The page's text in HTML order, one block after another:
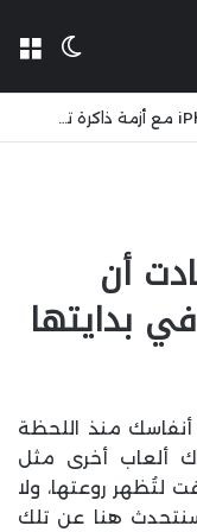
أن
بدايتها
منذ اللحظة
ألعاب أخرى مثل
لتُظهر روعتها، ولا
سنتحدث هنا عن تلك